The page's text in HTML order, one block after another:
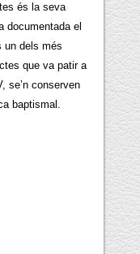
és la seva
documentada el
un dels més
que va patir a
se’n conserven
baptismal.